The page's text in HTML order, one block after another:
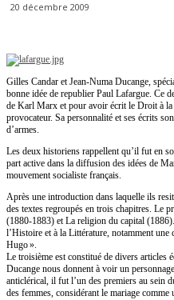
20 décembre 2009
Gilles Candar et Jean-Numa Ducange,
bonne idée de republier Paul Lafargue. Ce
de Karl Marx et pour avoir écrit le Droit à la
provocateur. Sa personnalité et ses écrits
d’armes.
Les deux historiens rappellent qu’il fut en
part active dans la diffusion des idées de
mouvement socialiste français.
Après une introduction dans laquelle ils
des textes regroupés en trois chapitres. Le
(1880-1883) et La religion du capital
l’Histoire et à la Littérature, notamment
Hugo ».
Le troisième est constitué de divers articles
Ducange nous donnent à voir un
anticlérical, il fut l’un des premiers au sein
des femmes, considérant le mariage comme